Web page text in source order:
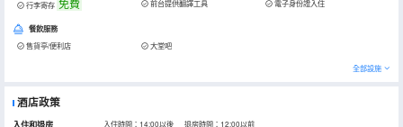
行李寄存 免費 前台提供翻譯工具 電子身份證入住
餐飲服務
售貨亭/便利店 大堂吧
全部設施
酒店政策
入住時間：14:00以後 退房時間：12:00以前